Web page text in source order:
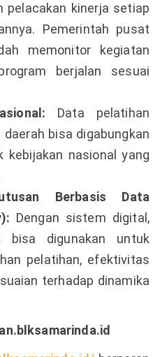
pelacakan kinerja setiap
Pemerintah pusat
memonitor kegiatan
berjalan sesuai
Data pelatihan
bisa digabungkan
kebijakan nasional yang
Berbasis Data
Dengan sistem digital,
bisa digunakan untuk
pelatihan, efektivitas
terhadap dinamika